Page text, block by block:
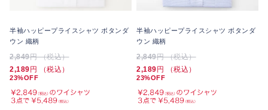
半袖ハッピープライスシャツ ボタンダ
ウン 織柄
2,849円 （税込）
2,189円 （税込）
23%OFF
半袖ハッピープライスシャツ ボタンダ
ウン 織柄
2,849円 （税込）
2,189円 （税込）
23%OFF